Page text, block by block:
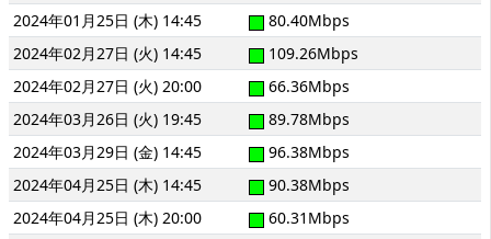
2024年01月25日 (木) 14:45
80.40Mbps
2024年02月27日 (火) 14:45
109.26Mbps
2024年02月27日 (火) 20:00
66.36Mbps
2024年03月26日 (火) 19:45
89.78Mbps
2024年03月29日 (金) 14:45
96.38Mbps
2024年04月25日 (木) 14:45
90.38Mbps
2024年04月25日 (木) 20:00
60.31Mbps